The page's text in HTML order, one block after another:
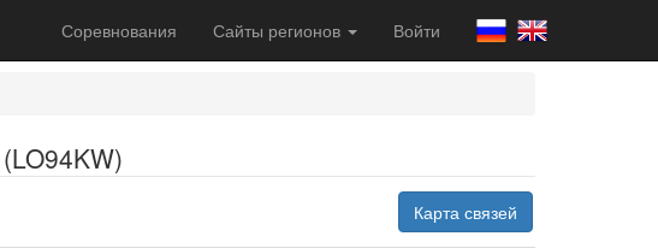
Соревнования Сайты регионов Войти
Карта связей